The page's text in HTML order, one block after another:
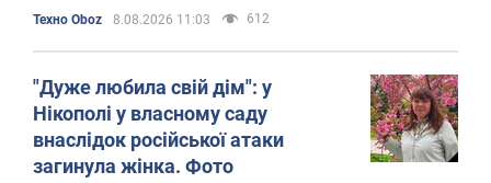
відновити надійне з'єднання
Техно Oboz 8.08.2026 11:03 612
"Дуже любила свій дім": у
Нікополі у власному саду
внаслідок російської атаки
загинула жінка. Фото